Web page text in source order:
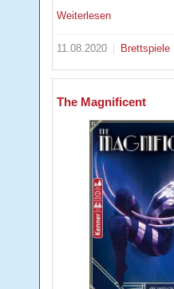
Weiterlesen
11.08.2020 Brettspiele
The Magnificent